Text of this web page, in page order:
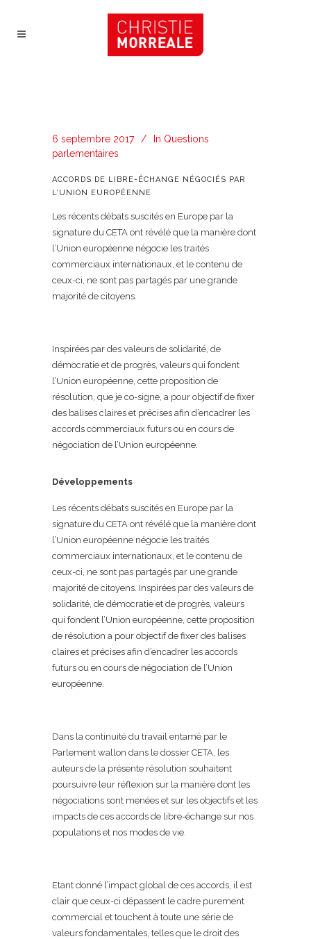
6 septembre 2017 In Questions
parlementaires
ACCORDS DE LIBRE-ÉCHANGE NÉGOCIÉS PAR
L’UNION EUROPÉENNE
Les récents débats suscités en Europe par la
signature du CETA ont révélé que la manière dont
l’Union européenne négocie les traités
commerciaux internationaux, et le contenu de
ceux-ci, ne sont pas partagés par une grande
majorité de citoyens.
Inspirées par des valeurs de solidarité, de
démocratie et de progrès, valeurs qui fondent
l’Union européenne, cette proposition de
résolution, que je co-signe, a pour objectif de fixer
des balises claires et précises afin d’encadrer les
accords commerciaux futurs ou en cours de
négociation de l’Union européenne.
Développements
Les récents débats suscités en Europe par la
signature du CETA ont révélé que la manière dont
l’Union européenne négocie les traités
commerciaux internationaux, et le contenu de
ceux-ci, ne sont pas partagés par une grande
majorité de citoyens. Inspirées par des valeurs de
solidarité, de démocratie et de progrès, valeurs
qui fondent l’Union européenne, cette proposition
de résolution a pour objectif de fixer des balises
claires et précises afin d’encadrer les accords
futurs ou en cours de négociation de l’Union
européenne.
Dans la continuité du travail entamé par le
Parlement wallon dans le dossier CETA, les
auteurs de la présente résolution souhaitent
poursuivre leur réflexion sur la manière dont les
négociations sont menées et sur les objectifs et les
impacts de ces accords de libre-échange sur nos
populations et nos modes de vie.
Etant donné l’impact global de ces accords, il est
clair que ceux-ci dépassent le cadre purement
commercial et touchent à toute une série de
valeurs fondamentales, telles que le droit des